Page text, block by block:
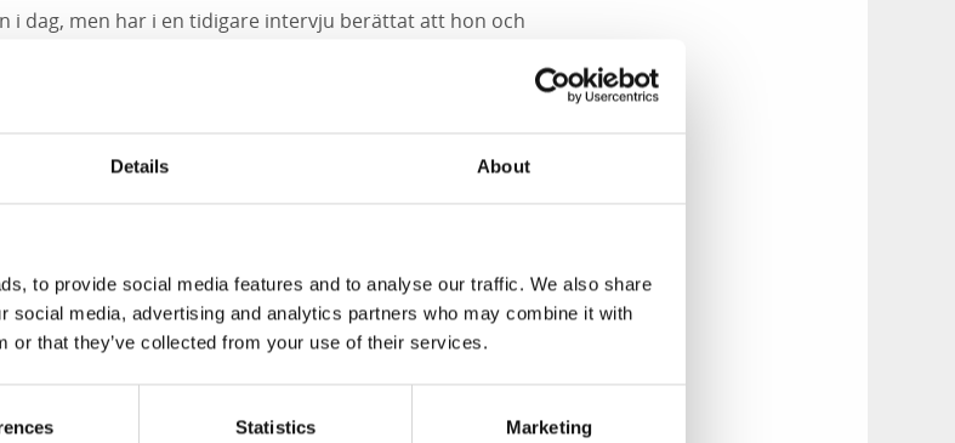
Details About
to provide social media features and to analyse our traffic. We also share
social media, advertising and analytics partners who may combine it with
or that they’ve collected from your use of their services.
Statistics Marketing
i dag, men har i en tidigare intervju berättat att hon och
jobb här som innebär att jag stannar i Stockholm. Jag stod
igår på Guldbaggefesten och hon sa att har man vuxit
att inte längta tillbaka igen. Så är det för mig också. Det är inte
är inget riktigt hav, konstaterar Anna. Men det är så
Guldbaggen att hamna?
Guldbaggen är väldigt fin så det är klart att den ska stå